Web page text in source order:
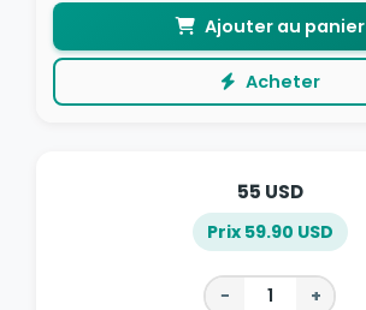
Ajouter au panier
Acheter
55 USD
Prix 59.90 USD
− +